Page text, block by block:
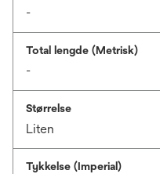
-
Total lengde (Metrisk)
-
Størrelse
Liten
Tykkelse (Imperial)